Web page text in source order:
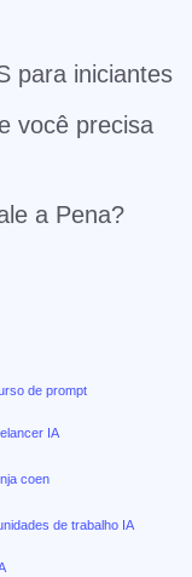
para iniciantes
você precisa
a Pena?
de prompt
IA
coen
de trabalho IA